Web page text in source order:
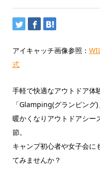
アイキャッチ画像参照：
式
手軽で快適なアウトドア体
「Glamping(グランピング)
暖かくなりアウトドアシー
節。
キャンプ初心者や女子会に
てみませんか？